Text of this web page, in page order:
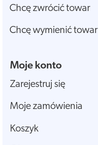
Chcę zwrócić towar
Chcę wymienić towar
Moje konto
Zarejestruj się
Moje zamówienia
Koszyk